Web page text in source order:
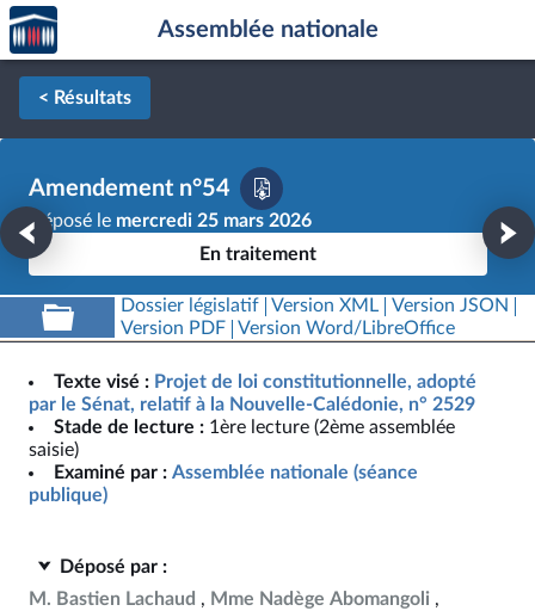
Aller au contenu
Aller en bas de la page
Accèder
à la
page
d'accueil
Assemblée nationale
< Résultats
Amendement n°54
Déposé le mercredi 25 mars 2026
En traitement
Dossier législatif Version XML
Version JSON
Version PDF
Version Word/LibreOffice
Texte visé : Projet de loi constitutionnelle, adopté
par le Sénat, relatif à la Nouvelle-Calédonie, n° 2529
Stade de lecture : 1ère lecture (2ème assemblée
saisie)
Examiné par : Assemblée nationale (séance
publique)
Déposé par :
M. Bastien Lachaud
Mme Nadège Abomangoli